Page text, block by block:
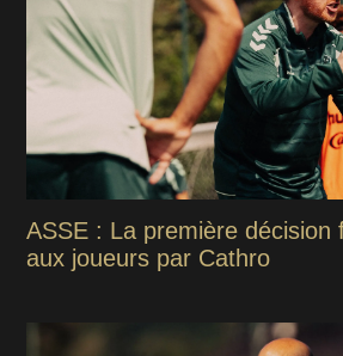
ASSE : La première décision
aux joueurs par Cathro